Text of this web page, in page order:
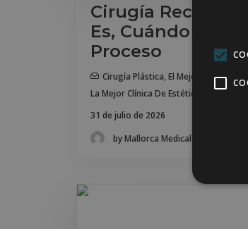
Cirugía
Es, Cuándo se
Proceso
Cirugía Plástica,El Mejor Cirujano
La Mejor Clínica De Estética De Mallorca
31 de julio de 2026
by Mallorca Medical Group